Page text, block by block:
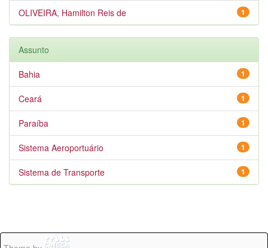
1
OLIVEIRA, Hamilton Reis de
Assunto
1
Bahia
1
Ceará
1
Paraíba
1
Sistema Aeroportuário
1
Sistema de Transporte